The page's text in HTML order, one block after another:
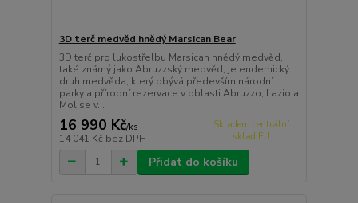
3D terč medvěd hnědý Marsican Bear
3D terč pro lukostřelbu Marsican hnědý medvěd,
také známý jako Abruzzský medvěd, je endemický
druh medvěda, který obývá především národní
parky a přírodní rezervace v oblasti Abruzzo, Lazio a
Molise v...
16 990 Kč/ks
14 041 Kč bez DPH
Skladem centrální
sklad EU
Přidat do košíku